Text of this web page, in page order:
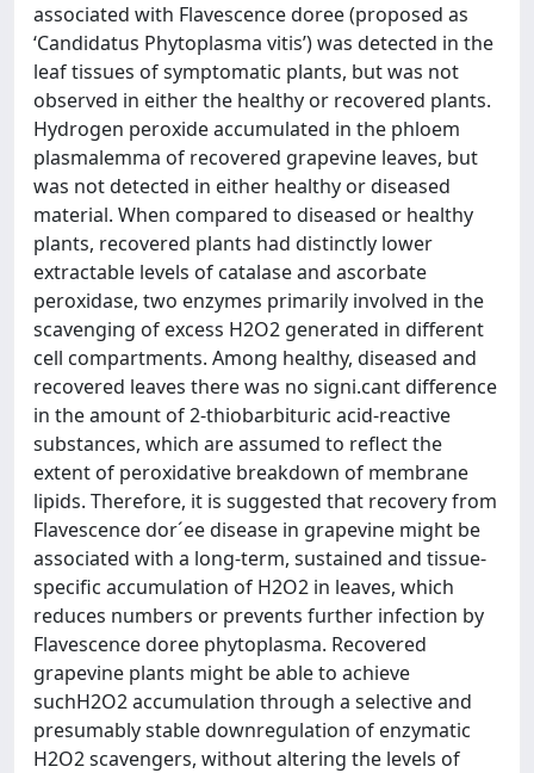
associated with Flavescence doree (proposed as
‘Candidatus Phytoplasma vitis’) was detected in the
leaf tissues of symptomatic plants, but was not
observed in either the healthy or recovered plants.
Hydrogen peroxide accumulated in the phloem
plasmalemma of recovered grapevine leaves, but
was not detected in either healthy or diseased
material. When compared to diseased or healthy
plants, recovered plants had distinctly lower
extractable levels of catalase and ascorbate
peroxidase, two enzymes primarily involved in the
scavenging of excess H2O2 generated in different
cell compartments. Among healthy, diseased and
recovered leaves there was no signi.cant difference
in the amount of 2-thiobarbituric acid-reactive
substances, which are assumed to reflect the
extent of peroxidative breakdown of membrane
lipids. Therefore, it is suggested that recovery from
Flavescence dor´ee disease in grapevine might be
associated with a long-term, sustained and tissue-
specific accumulation of H2O2 in leaves, which
reduces numbers or prevents further infection by
Flavescence doree phytoplasma. Recovered
grapevine plants might be able to achieve
suchH2O2 accumulation through a selective and
presumably stable downregulation of enzymatic
H2O2 scavengers, without altering the levels of